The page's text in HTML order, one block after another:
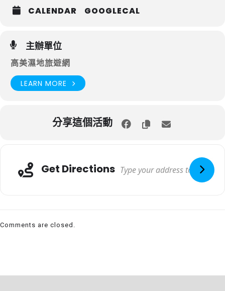
CALENDAR GOOGLECAL
主辦單位
高美濕地旅遊網
LEARN MORE
分享這個活動
Get Directions
Comments are closed.